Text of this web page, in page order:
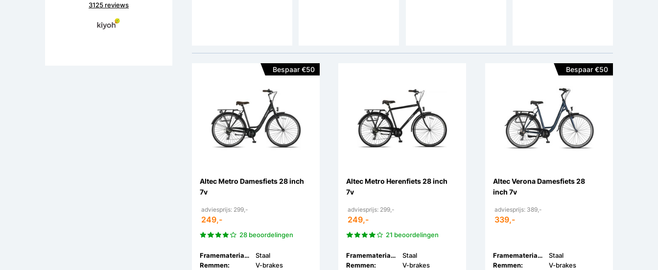
3125 reviews
Bespaar €50
Altec Metro Damesfiets 28 inch
7v
adviesprijs: 299,-
249,-
28 beoordelingen
Framemateriaal:
Staal
Remmen:
V-brakes
Altec Metro Herenfiets 28 inch
7v
adviesprijs: 299,-
249,-
21 beoordelingen
Framemateriaal:
Staal
Remmen:
V-brakes
Bespaar €50
Altec Verona Damesfiets 28
inch 7v
adviesprijs: 389,-
339,-
Framemateriaal:
Staal
Remmen:
V-brakes